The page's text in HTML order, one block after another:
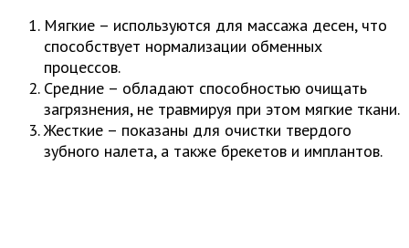
Мягкие – используются для массажа десен, что
способствует нормализации обменных
процессов.
Средние – обладают способностью очищать
загрязнения, не травмируя при этом мягкие ткани.
Жесткие – показаны для очистки твердого
зубного налета, а также брекетов и имплантов.